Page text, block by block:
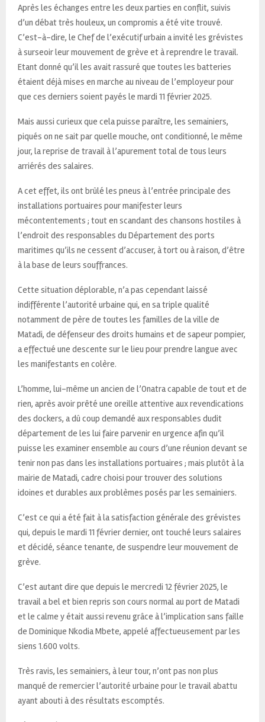
Après les échanges entre les deux parties en conflit, suivis
d’un débat très houleux, un compromis a été vite trouvé.
C’est-à-dire, le Chef de l’exécutif urbain a invité les grévistes
à surseoir leur mouvement de grève et à reprendre le travail.
Etant donné qu’il les avait rassuré que toutes les batteries
étaient déjà mises en marche au niveau de l’employeur pour
que ces derniers soient payés le mardi 11 février 2025.
Mais aussi curieux que cela puisse paraître, les semainiers,
piqués on ne sait par quelle mouche, ont conditionné, le même
jour, la reprise de travail à l’apurement total de tous leurs
arriérés des salaires.
A cet effet, ils ont brûlé les pneus à l’entrée principale des
installations portuaires pour manifester leurs
mécontentements ; tout en scandant des chansons hostiles à
l’endroit des responsables du Département des ports
maritimes qu’ils ne cessent d’accuser, à tort ou à raison, d’être
à la base de leurs souffrances.
Cette situation déplorable, n’a pas cependant laissé
indifférente l’autorité urbaine qui, en sa triple qualité
notamment de père de toutes les familles de la ville de
Matadi, de défenseur des droits humains et de sapeur pompier,
a effectué une descente sur le lieu pour prendre langue avec
les manifestants en colère.
L’homme, lui-même un ancien de l’Onatra capable de tout et de
rien, après avoir prêté une oreille attentive aux revendications
des dockers, a dû coup demandé aux responsables dudit
département de les lui faire parvenir en urgence afin qu’il
puisse les examiner ensemble au cours d’une réunion devant se
tenir non pas dans les installations portuaires ; mais plutôt à la
mairie de Matadi, cadre choisi pour trouver des solutions
idoines et durables aux problèmes posés par les semainiers.
C’est ce qui a été fait à la satisfaction générale des grévistes
qui, depuis le mardi 11 février dernier, ont touché leurs salaires
et décidé, séance tenante, de suspendre leur mouvement de
grève.
C’est autant dire que depuis le mercredi 12 février 2025, le
travail a bel et bien repris son cours normal au port de Matadi
et le calme y était aussi revenu grâce à l’implication sans faille
de Dominique Nkodia Mbete, appelé affectueusement par les
siens 1.600 volts.
Très ravis, les semainiers, à leur tour, n’ont pas non plus
manqué de remercier l’autorité urbaine pour le travail abattu
ayant abouti à des résultats escomptés.